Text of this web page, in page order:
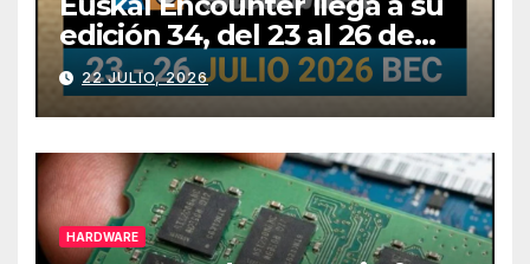
edición 34, del 23 al 26 de
julio
22 JULIO, 2026
HARDWARE